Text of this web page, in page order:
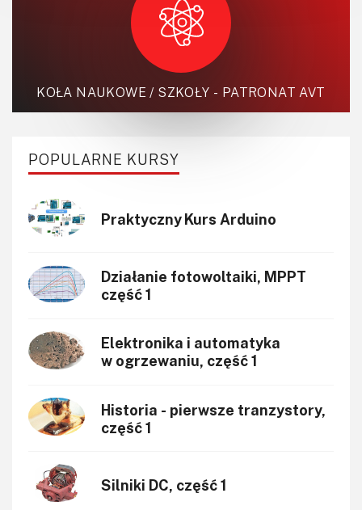
KOŁA NAUKOWE / SZKOŁY - PATRONAT AVT
POPULARNE KURSY
Praktyczny Kurs Arduino
Działanie fotowoltaiki, MPPT
część 1
Elektronika i automatyka
w ogrzewaniu, część 1
Historia - pierwsze tranzystory,
część 1
Silniki DC, część 1